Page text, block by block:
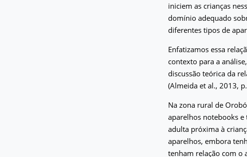
iniciem as crianças
domínio adequado
diferentes tipos de
Enfatizamos essa
contexto para a
discussão teórica da
(Almeida et al., 2013,
Na zona rural de
aparelhos notebooks
adulta próxima à
aparelhos, embora
tenham relação com o